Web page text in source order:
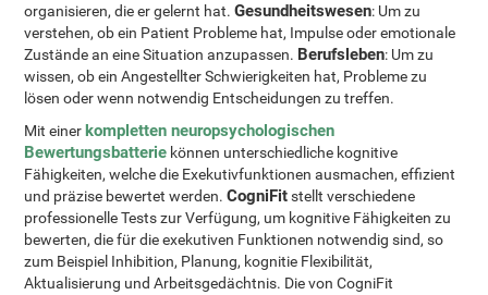
organisieren, die er gelernt hat.Gesundheitswesen: Um zu
verstehen, ob ein Patient Probleme hat, Impulse oder emotionale
Zustände an eine Situation anzupassen. Berufsleben: Um zu
wissen, ob ein Angestellter Schwierigkeiten hat, Probleme zu
lösen oder wenn notwendig Entscheidungen zu treffen.
Mit einer kompletten neuropsychologischen
Bewertungsbatterie können unterschiedliche kognitive
Fähigkeiten, welche die Exekutivfunktionen ausmachen, effizient
und präzise bewertet werden.CogniFitstellt verschiedene
professionelle Tests zur Verfügung, um kognitive Fähigkeiten zu
bewerten, die für die exekutiven Funktionen notwendig sind, so
zum Beispiel Inhibition, Planung, kognitie Flexibilität,
Aktualisierung und Arbeitsgedächtnis. Die von CogniFit